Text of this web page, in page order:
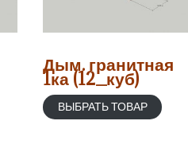
Дым. гранитная
1ка (12_куб)
ВЫБРАТЬ ТОВАР